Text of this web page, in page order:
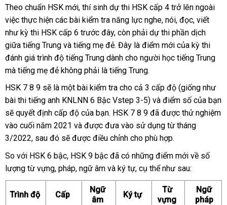
Theo chuẩn HSK mới, thí sinh dự thi HSK cấp 4 trở lên ngoài
việc thực hiện các bài kiểm tra năng lực nghe, nói, đọc, viết
như kỳ thi HSK cấp 6 trước đây, còn phải dự thi phần dịch
giữa tiếng Trung và tiếng mẹ đẻ. Đây là điểm mới của kỳ thi
đánh giá trình độ tiếng Trung dành cho người học tiếng Trung
mà tiếng mẹ đẻ không phải là tiếng Trung.
HSK 7 8 9 sẽ là một bài kiểm tra cho cả 3 cấp độ (giống như
bài thi tiếng anh KNLNN 6 Bậc Vstep 3-5) và điểm số của bạn
sẽ quyết định cấp độ của bạn. HSK 7 8 9 đã được thử nghiệm
vào cuối năm 2021 và được đưa vào sử dụng từ tháng
3/2022, sau đó sẽ được điều chỉnh cho phù hợp.
So với HSK 6 bậc, HSK 9 bậc đã có những điểm mới về số
lượng từ vựng, pháp, ngữ âm và ký tự, cụ thể như sau:
Trình độ Cấp
Ngữ
âm
Ký tự
Từ
vựng
Ngữ
pháp